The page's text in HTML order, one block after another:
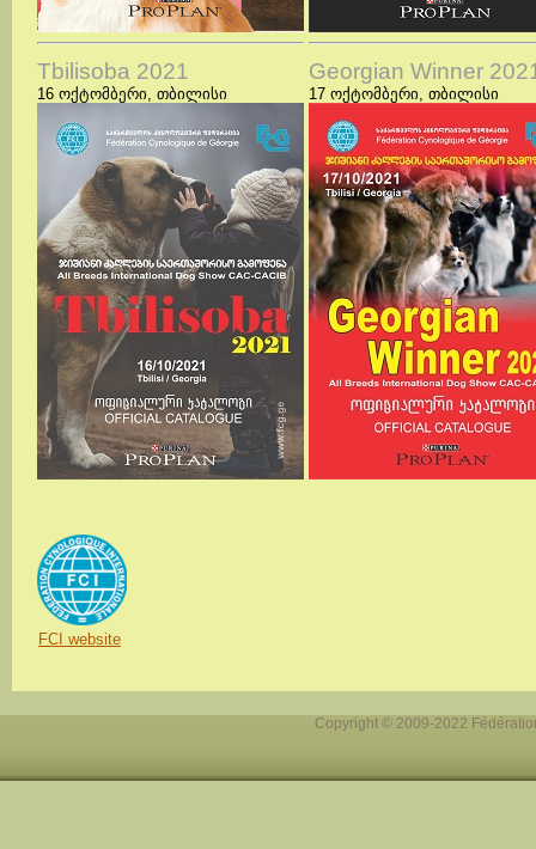
Tbilisoba 2021
16 ოქტომბერი, თბილისი
Georgian Winner
17 ოქტომბერი, თბილისი
FCI website
Copyright © 2009-2022